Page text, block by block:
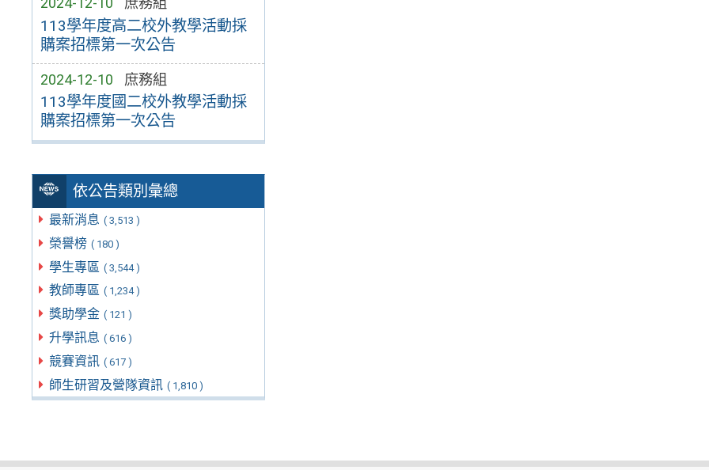
113學年度高二校外教學活動採
購案招標第一次公告
2024-12-10 庶務組
113學年度國二校外教學活動採
購案招標第一次公告
依公告類別彙總
最新消息 ( 3,513 )
榮譽榜 ( 180 )
學生專區 ( 3,544 )
教師專區 ( 1,234 )
獎助學金 ( 121 )
升學訊息 ( 616 )
競賽資訊 ( 617 )
師生研習及營隊資訊 ( 1,810 )